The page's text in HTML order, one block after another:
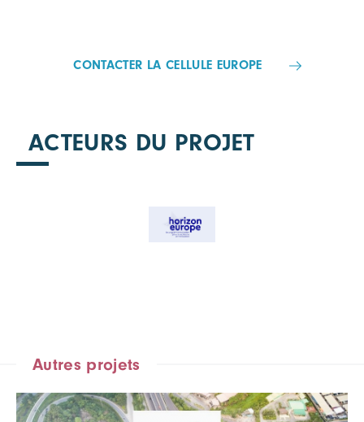
CONTACTER LA CELLULE EUROPE
ACTEURS DU PROJET
Autres projets